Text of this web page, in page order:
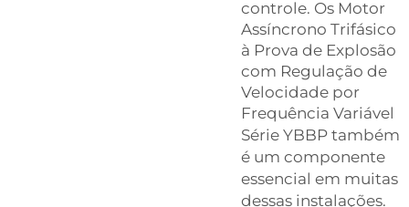
controle. Os Motor
Assíncrono Trifásico
à Prova de Explosão
com Regulação de
Velocidade por
Frequência Variável
Série YBBP também
é um componente
essencial em muitas
dessas instalações.